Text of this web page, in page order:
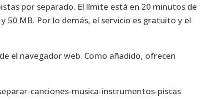
por separado. El límite está en 20 minutos de
50 MB. Por lo demás, el servicio es gratuito y el
el navegador web. Como añadido, ofrecen
canciones-musica-instrumentos-pistas